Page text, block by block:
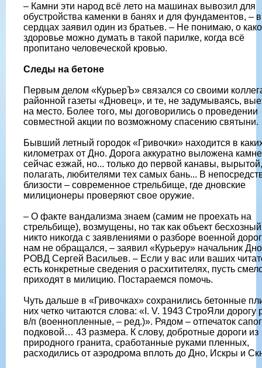
– Камни эти народ всё лето на машинах вывозил для
обустройства каменки в банях и для фундаментов, – в
сердцах заявил один из братьев. – Не понимаю, о
здоровье можно думать в такой парилке, когда всё
пропитано человеческой кровью.
Следы на бетоне
Первым делом «КурьерЪ» связался со своими
районной газеты «Дновец», и те, не задумываясь,
на место. Более того, мы договорились о проведении
совместной акции по возможному спасению святыни.
Бывший летный городок «Гривочки» находится в
километрах от Дно. Дорога аккуратно выложена
сейчас езжай, но... только до первой канавы,
полагать, любителями тех самых бань... В
близости – современное стрельбище, где дновские
милиционеры проверяют свое оружие.
– О факте вандализма знаем (самим не проехать на
стрельбище), возмущены, но так как объект
никто никогда с заявлениями о разборе военной
нам не обращался, – заявил «Курьеру» начальник
РОВД Сергей Васильев. – Если у вас или ваших
есть конкретные сведения о расхитителях, пусть
приходят в милицию. Постараемся помочь.
Чуть дальше в «Гривочках» сохранились бетонные
них четко читаются слова: «I. V. 1943 СтроЯли дорогу
в/п (военнопленные, – ред.)». Рядом – отпечаток
подковой… 43 размера. К слову, добротные дороги из
природного гранита, сработанные руками пленных,
расходились от аэродрома вплоть до Дно, Искры и